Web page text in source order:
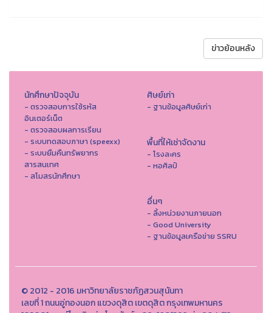
ข่าวย้อนหลัง
นักศึกษาปัจจุบัน
- ตรวจสอบการใช้รหัส
อินเตอร์เน็ต
- ตรวจสอบผลการเรียน
- ระบบทดสอบภาษา (speexx)
- ระบบยืมคืนทรัพยากร
สารสนเทศ
- สโมสรนักศึกษา
ศิษย์เก่า
- ฐานข้อมูลศิษย์เก่า
พื้นที่ให้เช่าจัดงาน
- โรงละคร
- หอศิลป์
อื่นๆ
- ลิ้งหน่วยงานภายนอก
- Good University
- ฐานข้อมูลเครือข่าย SSRU
© 2012 - 2016 มหาวิทยาลัยราชภัฏสวนสุนันทา
เลขที่ 1 ถนนอู่ทองนอก แขวงดุสิต เขตดุสิต กรุงเทพมหานคร